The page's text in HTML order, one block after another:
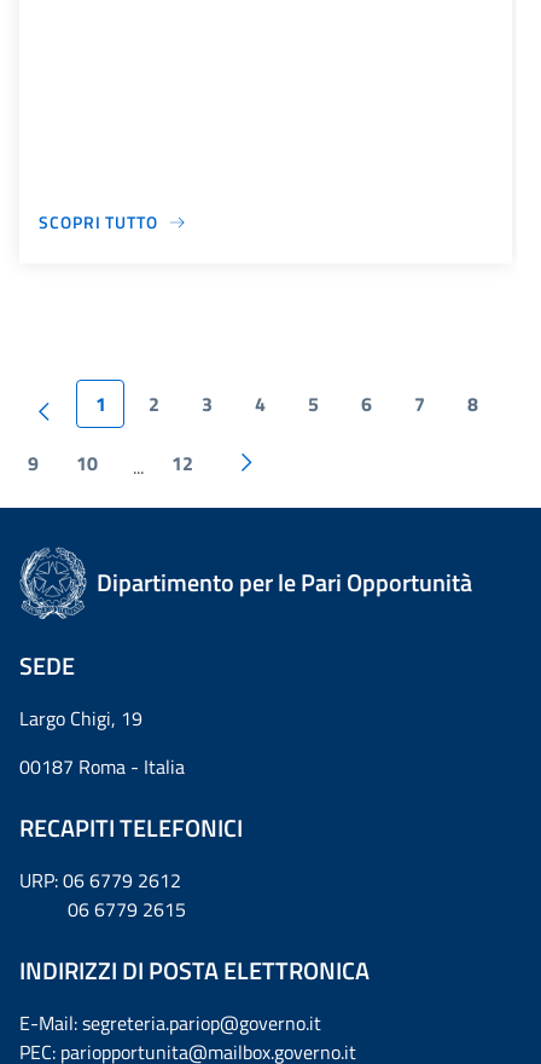
SCOPRI TUTTO
1 2 3 4 5 6 7 8
9 10 ... 12
Dipartimento per le Pari Opportunità
SEDE
Largo Chigi, 19
00187 Roma - Italia
RECAPITI TELEFONICI
URP: 06 6779 2612
06 6779 2615
INDIRIZZI DI POSTA ELETTRONICA
E-Mail: segreteria.pariop@governo.it
PEC: pariopportunita@mailbox.governo.it